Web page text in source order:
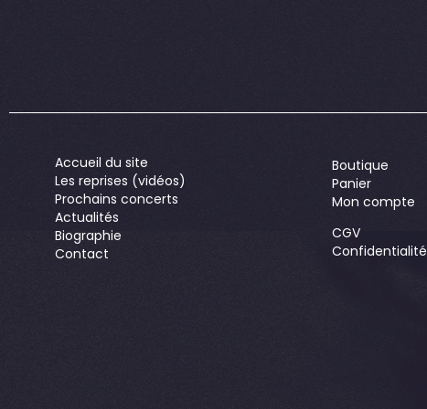
Accueil du site
Les reprises (vidéos)
Prochains concerts
Actualités
Biographie
Contact
Boutique
Panier
Mon compte
CGV
Confidentialité